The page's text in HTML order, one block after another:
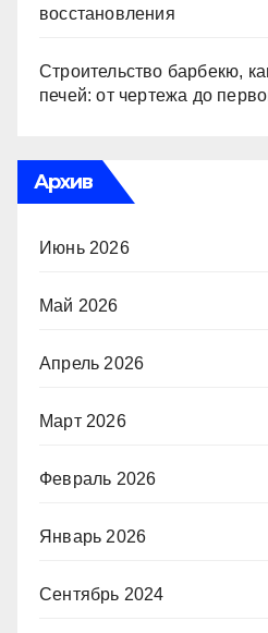
восстановления
Строительство барбекю,
печей: от чертежа до
Архив
Июнь 2026
Май 2026
Апрель 2026
Март 2026
Февраль 2026
Январь 2026
Сентябрь 2024